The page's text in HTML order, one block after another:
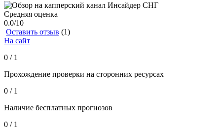
Средняя оценка
0.0/10
Оставить отзыв (1)
На сайт
0 / 1
Прохождение проверки на сторонних ресурсах
0 / 1
Наличие бесплатных прогнозов
0 / 1